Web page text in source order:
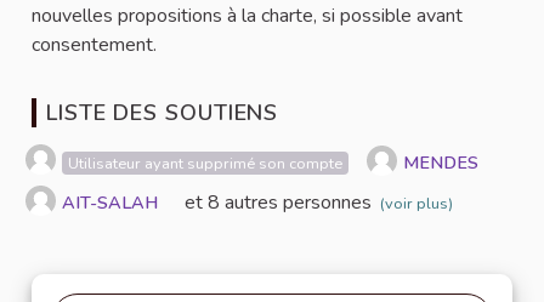
nouvelles propositions à la charte, si possible avant
consentement.
LISTE DES SOUTIENS
Utilisateur ayant supprimé son compte
MENDES
AIT-SALAH
et 8 autres personnes (voir plus)